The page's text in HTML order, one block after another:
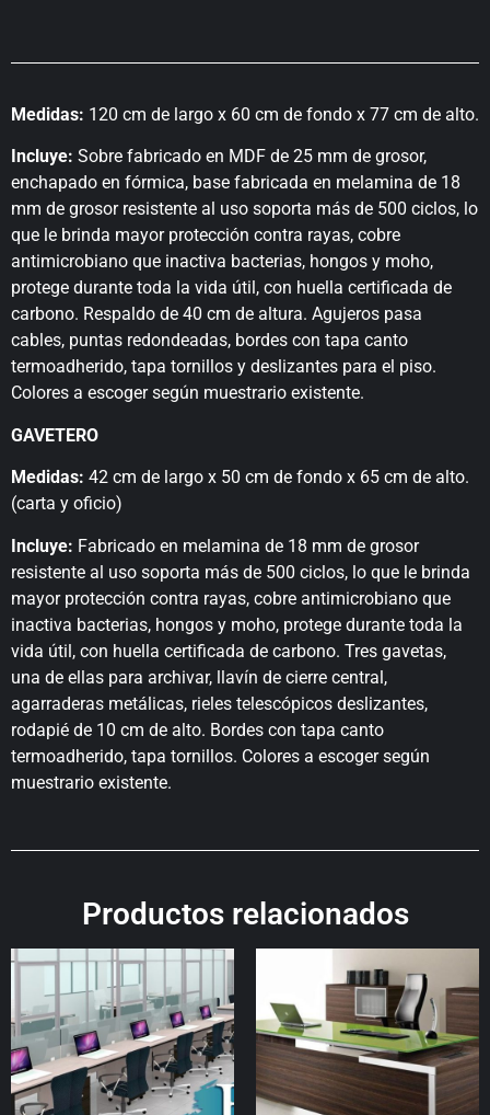
Medidas: 120 cm de largo x 60 cm de fondo x 77 cm de alto.
Incluye: Sobre fabricado en MDF de 25 mm de grosor,
enchapado en fórmica, base fabricada en melamina de 18
mm de grosor resistente al uso soporta más de 500 ciclos, lo
que le brinda mayor protección contra rayas, cobre
antimicrobiano que inactiva bacterias, hongos y moho,
protege durante toda la vida útil, con huella certificada de
carbono. Respaldo de 40 cm de altura. Agujeros pasa
cables, puntas redondeadas, bordes con tapa canto
termoadherido, tapa tornillos y deslizantes para el piso.
Colores a escoger según muestrario existente.
GAVETERO
Medidas: 42 cm de largo x 50 cm de fondo x 65 cm de alto.
(carta y oficio)
Incluye: Fabricado en melamina de 18 mm de grosor
resistente al uso soporta más de 500 ciclos, lo que le brinda
mayor protección contra rayas, cobre antimicrobiano que
inactiva bacterias, hongos y moho, protege durante toda la
vida útil, con huella certificada de carbono. Tres gavetas,
una de ellas para archivar, llavín de cierre central,
agarraderas metálicas, rieles telescópicos deslizantes,
rodapié de 10 cm de alto. Bordes con tapa canto
termoadherido, tapa tornillos. Colores a escoger según
muestrario existente.
Productos relacionados